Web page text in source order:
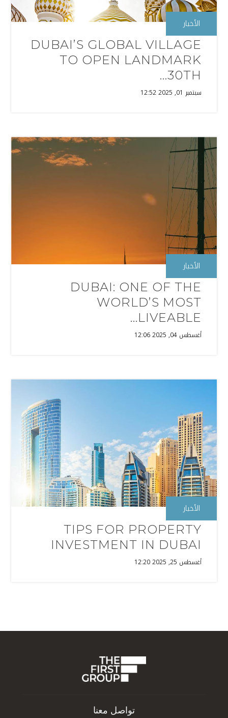
الأخبار
DUBAI’S GLOBAL VILLAGE
TO OPEN LANDMARK
30TH...
سبتمبر 01, 2025 12:52
الأخبار
DUBAI: ONE OF THE
WORLD’S MOST
LIVEABLE...
أغسطس 04, 2025 12:06
الأخبار
TIPS FOR PROPERTY
INVESTMENT IN DUBAI
أغسطس 25, 2025 12:20
تواصل معنا